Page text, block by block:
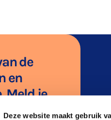
Deze website maakt gebruik
de
en
Meld je